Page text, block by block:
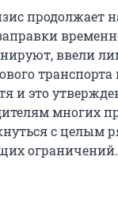
продолжает
ввели
и это
многих
с целым
ограничений.